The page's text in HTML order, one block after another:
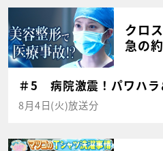
クロ
急の
＃5 病院激震！パワハラ
8月4日(火)放送分